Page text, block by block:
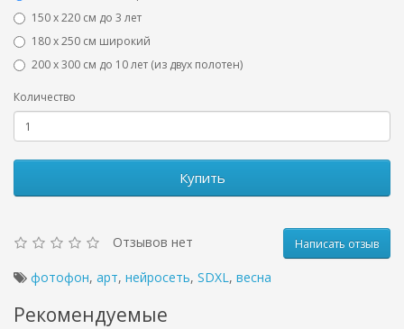
150 х 220 см до 3 лет
180 х 250 см широкий
200 х 300 см до 10 лет (из двух полотен)
Количество
Купить
Отзывов нет Написать отзыв
фотофон, арт, нейросеть, SDXL, весна
Рекомендуемые